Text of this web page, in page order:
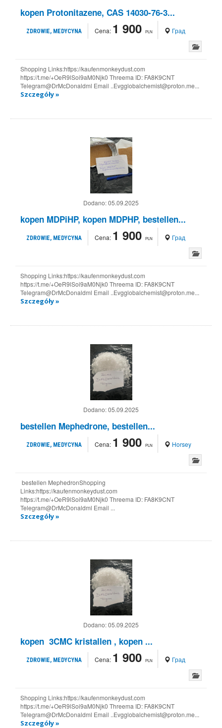
kopen Protonitazene, CAS 14030-76-3...
ZDROWIE, MEDYCYNA Cena: 1 900 PLN Град
Shopping Links:https://kaufenmonkeydust.com
https://t.me/+OeR9lSoi9aM0Njk0 Threema ID: FA8K9CNT
Telegram@DrMcDonaldml Email ..Evgglobalchemist@proton.me...
Szczegóły »
Dodano:05.09.2025
kopen MDPiHP, kopen MDPHP, bestellen...
ZDROWIE, MEDYCYNA Cena: 1 900 PLN Град
Shopping Links:https://kaufenmonkeydust.com
https://t.me/+OeR9lSoi9aM0Njk0 Threema ID: FA8K9CNT
Telegram@DrMcDonaldml Email ..Evgglobalchemist@proton.me...
Szczegóły »
Dodano:05.09.2025
bestellen Mephedrone, bestellen...
ZDROWIE, MEDYCYNA Cena: 1 900 PLN Horsey
bestellen MephedronShopping
Links:https://kaufenmonkeydust.com
https://t.me/+OeR9lSoi9aM0Njk0 Threema ID: FA8K9CNT
Telegram@DrMcDonaldml Email ...
Szczegóły »
Dodano:05.09.2025
kopen 3CMC kristallen , kopen ...
ZDROWIE, MEDYCYNA Cena: 1 900 PLN Град
Shopping Links:https://kaufenmonkeydust.com
https://t.me/+OeR9lSoi9aM0Njk0 Threema ID: FA8K9CNT
Telegram@DrMcDonaldml Email ..Evgglobalchemist@proton.me...
Szczegóły »